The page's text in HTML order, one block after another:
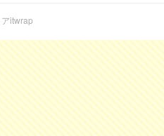
itwrap